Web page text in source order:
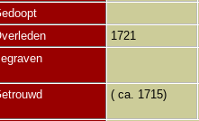
1721
( ca. 1715)